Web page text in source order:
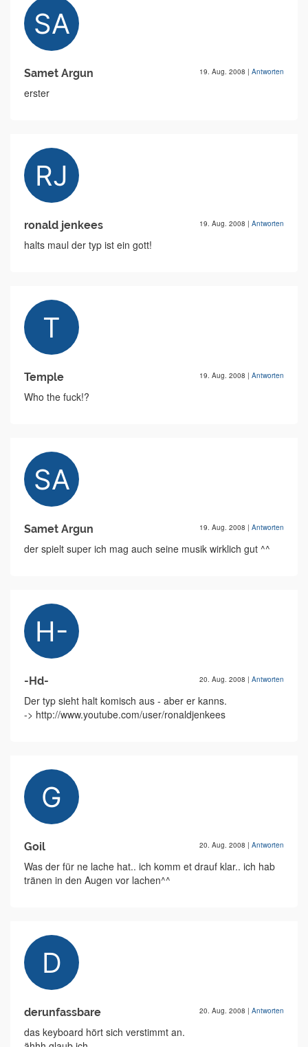
Samet Argun 19. Aug. 2008 | Antworten
erster
ronald jenkees 19. Aug. 2008 | Antworten
halts maul der typ ist ein gott!
Temple 19. Aug. 2008 | Antworten
Who the fuck!?
Samet Argun 19. Aug. 2008 | Antworten
der spielt super ich mag auch seine musik wirklich gut ^^
-Hd- 20. Aug. 2008 | Antworten
Der typ sieht halt komisch aus - aber er kanns.
-> http://www.youtube.com/user/ronaldjenkees
Goil 20. Aug. 2008 | Antworten
Was der für ne lache hat.. ich komm et drauf klar.. ich hab
tränen in den Augen vor lachen^^
derunfassbare 20. Aug. 2008 | Antworten
das keyboard hört sich verstimmt an.